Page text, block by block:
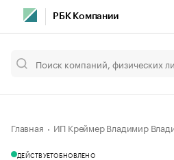
РБК Компании
Главная ИП Креймер Владимир
ДЕЙСТВУЕТОБНОВЛЕНО